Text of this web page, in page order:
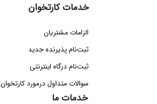
خدمات کارتخوان
الزامات مشتریان
ثبت‌نام پذیرنده جدید
ثبت‌نام درگاه اینترنتی
سوالات متداول درمورد کارتخوان
خدمات ما